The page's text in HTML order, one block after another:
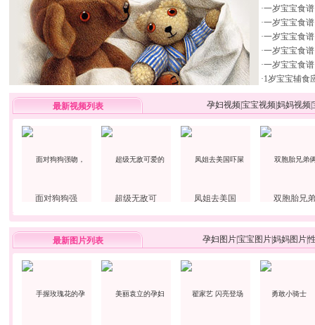
·一岁宝宝食
·一岁宝宝食
·一岁宝宝食
·一岁宝宝食
·一岁宝宝食
·1岁宝宝辅食
最新视频列表 孕妇视频宝宝视频妈妈视频
面对狗狗强 超级无敌可 凤姐去美国 双胞胎兄弟
最新图片列表 孕妇图片宝宝图片妈妈图片